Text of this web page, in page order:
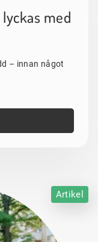
med
– innan något
Artikel